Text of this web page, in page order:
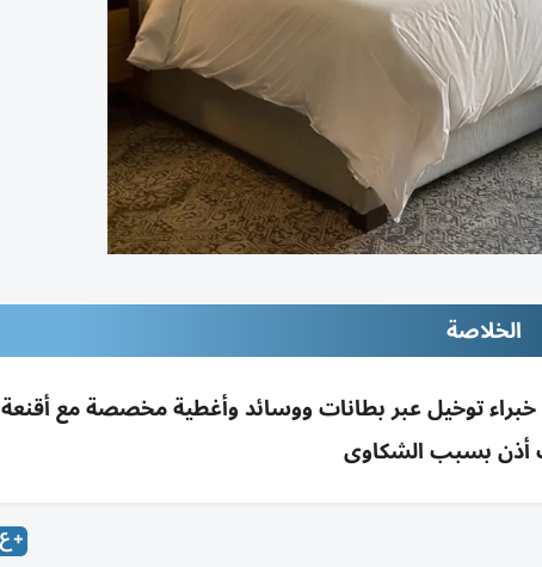
الخلاصة
توخيل عبر بطانات ووسائد وأغطية مخصصة مع أقنعة
أذن بسبب الشكاوى